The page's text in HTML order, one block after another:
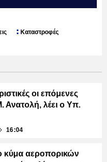
Καταστροφές
οι επόμενες
Ανατολή, λέει ο Υπ.
16:04
κύμα αεροπορικών